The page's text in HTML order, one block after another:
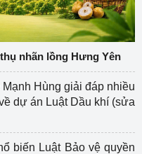
nhãn lồng Hưng Yên
Hùng giải đáp nhiều
dự án Luật Dầu khí (sửa
biến Luật Bảo vệ quyền